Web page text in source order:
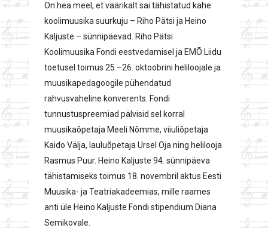
On hea meel, et väärikalt sai tähistatud kahe
koolimuusika suurkuju – Riho Pätsi ja Heino
Kaljuste – sünnipäevad. Riho Pätsi
Koolimuusika Fondi eestvedamisel ja EMÕ Liidu
toetusel toimus 25.–26. oktoobrini heliloojale ja
muusikapedagoogile pühendatud
rahvusvaheline konverents. Fondi
tunnustuspreemiad pälvisid sel korral
muusikaõpetaja Meeli Nõmme, viiuliõpetaja
Kaido Välja, lauluõpetaja Ursel Oja ning helilooja
Rasmus Puur. Heino Kaljuste 94. sünnipäeva
tähistamiseks toimus 18. novembril aktus Eesti
Muusika- ja Teatriakadeemias, mille raames
anti üle Heino Kaljuste Fondi stipendium Diana
Semikovale.